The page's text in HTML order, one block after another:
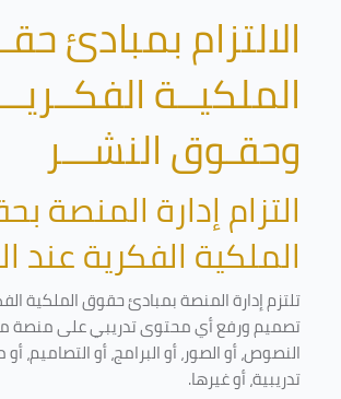
الالتزام بمبادئ
الملكيــة
وحقـوق النشـــر
التزام إدارة المنصة
الملكية الفكرية عند
تلتزم إدارة المنصة بمبادئ حقوق الملكية
تصميم ورفع أي محتوى تدريبي على منصة
النصوص، أو الصور، أو البرامج، أو التصاميم،
تدريبية، أو غيرها.